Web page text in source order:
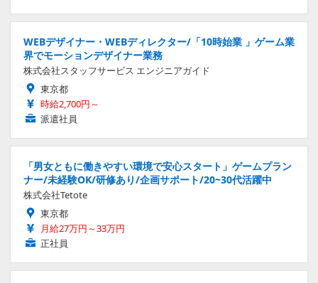
WEBデザイナー・WEBディレクター/「10時始業 」ゲーム業
界でモーションデザイナー業務
株式会社スタッフサービス エンジニアガイド
東京都
時給2,700円～
派遣社員
「男女ともに働きやすい環境で安心スタート」ゲームプラン
ナー/未経験OK/研修あり/企画サポート/20~30代活躍中
株式会社Tetote
東京都
月給27万円～33万円
正社員